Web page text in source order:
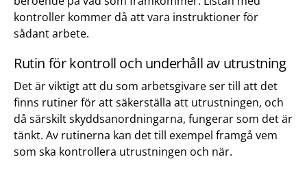
kontroller kommer då att vara instruktioner för
sådant arbete.
Rutin för kontroll och underhåll av utrustning
Det är viktigt att du som arbetsgivare ser till att det
finns rutiner för att säkerställa att utrustningen, och
då särskilt skyddsanordningarna, fungerar som det är
tänkt. Av rutinerna kan det till exempel framgå vem
som ska kontrollera utrustningen och när.